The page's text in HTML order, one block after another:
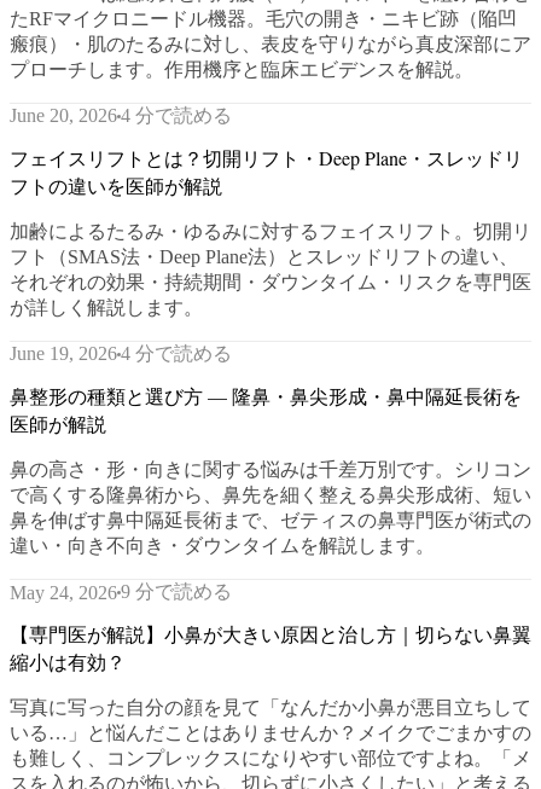
たRFマイクロニードル機器。毛穴の開き・ニキビ跡（陥凹
瘢痕）・肌のたるみに対し、表皮を守りながら真皮深部にア
プローチします。作用機序と臨床エビデンスを解説。
June 20, 20264 分で読める
フェイスリフトとは？切開リフト・Deep Plane・スレッドリ
フトの違いを医師が解説
加齢によるたるみ・ゆるみに対するフェイスリフト。切開リ
フト（SMAS法・Deep Plane法）とスレッドリフトの違い、
それぞれの効果・持続期間・ダウンタイム・リスクを専門医
が詳しく解説します。
June 19, 20264 分で読める
鼻整形の種類と選び方 — 隆鼻・鼻尖形成・鼻中隔延長術を
医師が解説
鼻の高さ・形・向きに関する悩みは千差万別です。シリコン
で高くする隆鼻術から、鼻先を細く整える鼻尖形成術、短い
鼻を伸ばす鼻中隔延長術まで、ゼティスの鼻専門医が術式の
違い・向き不向き・ダウンタイムを解説します。
May 24, 20269 分で読める
【専門医が解説】小鼻が大きい原因と治し方｜切らない鼻翼
縮小は有効？
写真に写った自分の顔を見て「なんだか小鼻が悪目立ちして
いる…」と悩んだことはありませんか？メイクでごまかすの
も難しく、コンプレックスになりやすい部位ですよね。「メ
スを入れるのが怖いから、切らずに小さくしたい」と考える